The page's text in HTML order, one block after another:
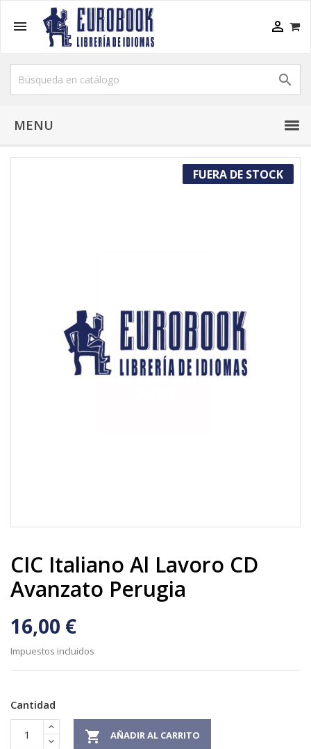
 

MENU
FUERA DE STOCK
CIC Italiano Al Lavoro CD
Avanzato Perugia
16,00 €
Impuestos incluidos
Cantidad
 AÑADIR AL CARRITO